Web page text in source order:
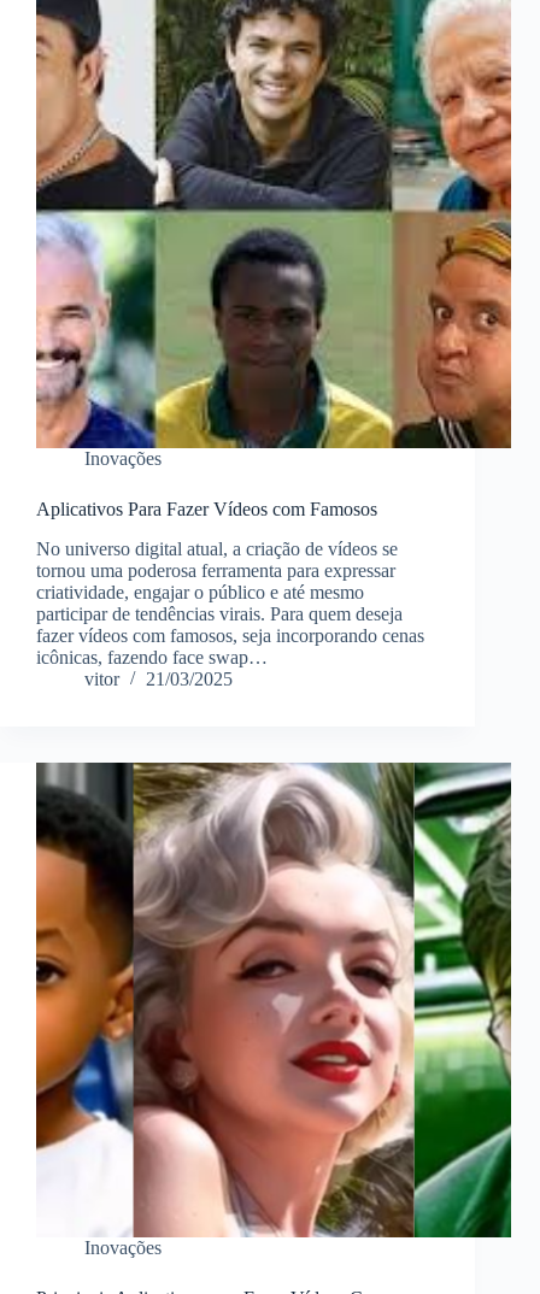
Inovações
Aplicativos Para Fazer Vídeos com Famosos
No universo digital atual, a criação de vídeos se
tornou uma poderosa ferramenta para expressar
criatividade, engajar o público e até mesmo
participar de tendências virais. Para quem deseja
fazer vídeos com famosos, seja incorporando cenas
icônicas, fazendo face swap…
vitor
21/03/2025
Inovações